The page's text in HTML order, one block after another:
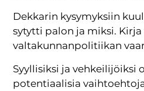
Dekkarin kysymyksiin
sytytti palon ja miksi.
valtakunnanpolitiikan
Syyllisiksi ja vehkeilijöiksi
potentiaalisia